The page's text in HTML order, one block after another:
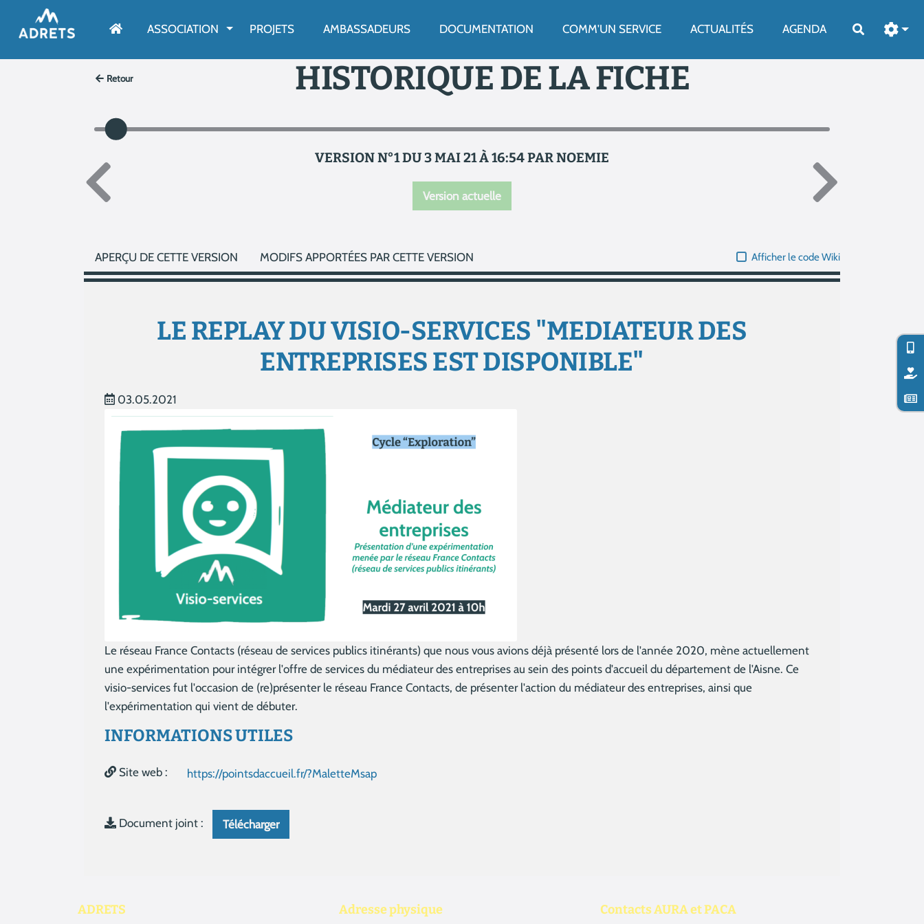
ASSOCIATION AFFICHER LE MENU
PROJETS AMBASSADEURS DOCUMENTATION COMM'UN SERVICE ACTUALITÉS AGENDA Rechercher
Retour HISTORIQUE DE LA FICHE
VERSION N°1 DU 3 MAI 21 À 16:54 PAR NOEMIE
Version actuelle
APERÇU DE CETTE VERSION MODIFS APPORTÉES PAR CETTE VERSION Afficher le code Wiki
LE REPLAY DU VISIO-SERVICES "MEDIATEUR DES
ENTREPRISES EST DISPONIBLE"
03.05.2021
Le réseau France Contacts (réseau de services publics itinérants) que nous vous avions déjà présenté lors de l'année 2020, mène actuellement
une expérimentation pour intégrer l'offre de services du médiateur des entreprises au sein des points d'accueil du département de l'Aisne. Ce
visio-services fut l'occasion de (re)présenter le réseau France Contacts, de présenter l'action du médiateur des entreprises, ainsi que
l'expérimentation qui vient de débuter.
INFORMATIONS UTILES
Site web : https://pointsdaccueil.fr/?MaletteMsap
Document joint : Télécharger
ADRETS Adresse physique Contacts AURA et PACA